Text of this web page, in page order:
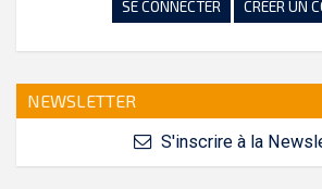
SE CONNECTER CRÉER UN
NEWSLETTER
S'inscrire à la